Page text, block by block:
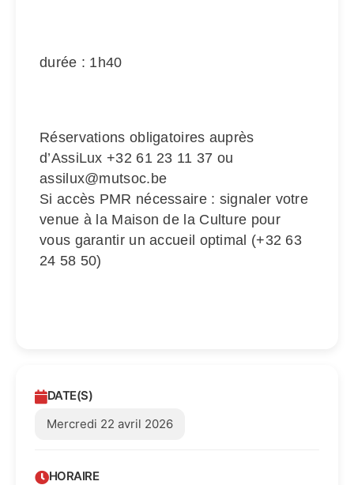
durée : 1h40
Réservations obligatoires auprès
d’AssiLux +32 61 23 11 37 ou
assilux@mutsoc.be
Si accès PMR nécessaire : signaler votre
venue à la Maison de la Culture pour
vous garantir un accueil optimal (+32 63
24 58 50)
DATE(S)
Mercredi 22 avril 2026
HORAIRE